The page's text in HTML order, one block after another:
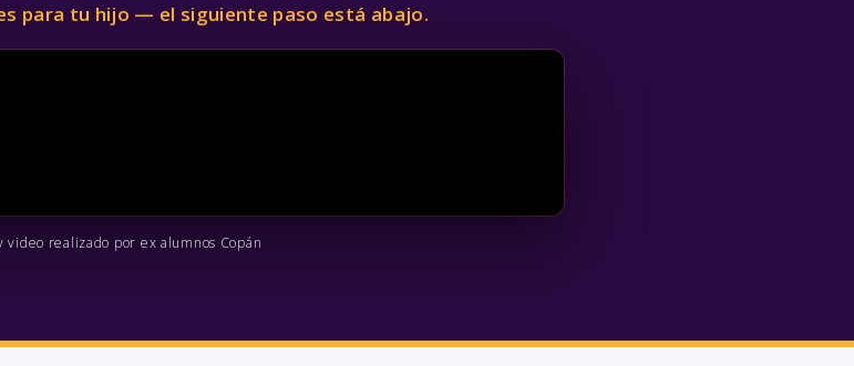
para tu hijo — el siguiente paso está abajo.
video realizado por ex alumnos Copán